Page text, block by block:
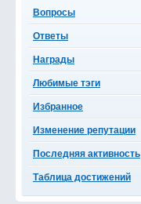
Вопросы
Ответы
Награды
Любимые тэги
Избранное
Изменение репутации
Последняя активность
Таблица достижений